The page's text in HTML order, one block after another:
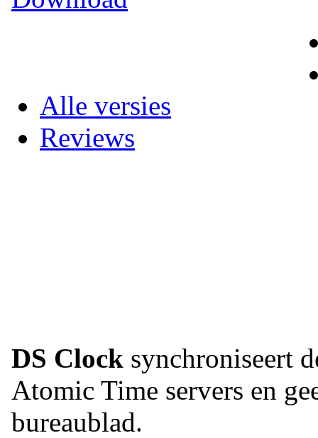
Alle versies
Reviews
DS Clock synchroniseert
Atomic Time servers en
bureaublad.